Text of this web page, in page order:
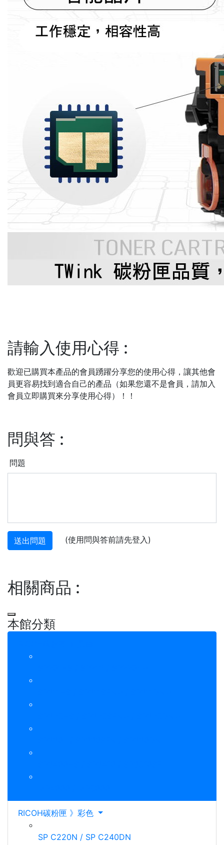
本館分類
RICOH碳粉匣 》彩色
SP C220N / SP C240DN
請輸入使用心得 :
歡迎已購買本產品的會員踴躍分享您的使用心得，讓其他會
員更容易找到適合自己的產品（如果您還不是會員，請加入
會員立即購買來分享使用心得）！！
問與答 :
問題
送出問題 (使用問與答前請先登入)
相關商品 :